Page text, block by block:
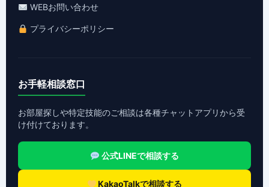
WEBお問い合わせ
プライバシーポリシー
お手軽相談窓口
お部屋探しや特定技能のご相談は各種チャットアプリから受
け付けております。
公式LINEで相談する
KakaoTalkで相談する